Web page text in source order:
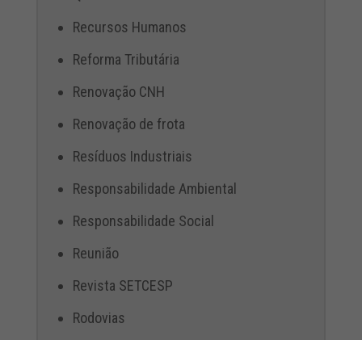
Recursos Humanos
Reforma Tributária
Renovação CNH
Renovação de frota
Resíduos Industriais
Responsabilidade Ambiental
Responsabilidade Social
Reunião
Revista SETCESP
Rodovias